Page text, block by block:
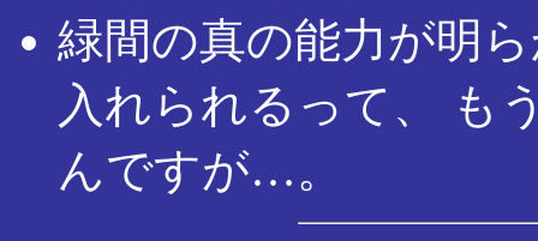
緑間の真の能力が明
入れられるって、 も
んですが…。